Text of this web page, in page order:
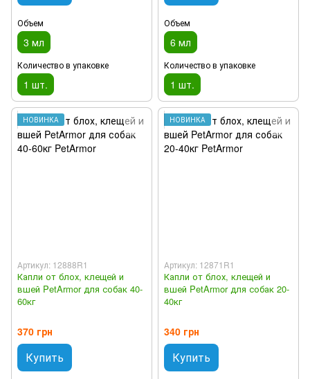
Объем
3 мл
Количество в упаковке
1 шт.
Объем
6 мл
Количество в упаковке
1 шт.
НОВИНКА
Артикул: 12888R1
Капли от блох, клещей и
вшей PetArmor для собак 40-
60кг
370 грн
Купить
НОВИНКА
Артикул: 12871R1
Капли от блох, клещей и
вшей PetArmor для собак 20-
40кг
340 грн
Купить